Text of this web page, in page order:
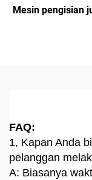
Mesin pengisian
FAQ:
1, Kapan Anda
pelanggan
A: Biasanya